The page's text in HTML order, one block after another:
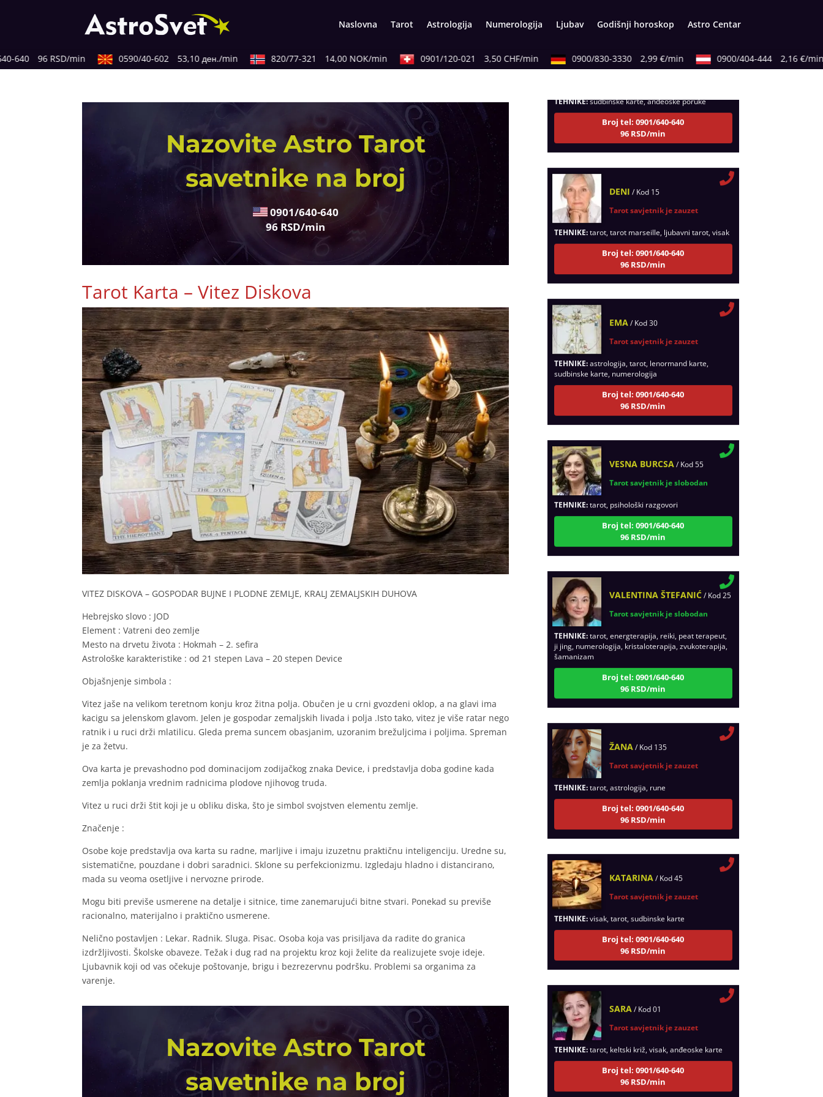
Naslovna Tarot Astrologija Numerologija Ljubav Godišnji horoskop Astro Centar
640 96 RSD/min 0590/40-602 53,10 ден./min 820/77-321 14,00 NOK/min 0901/120-021 3,50 CHF/min 0900/830-3330 2,99 €/min 0900/404-444 2,16 €/min
Nazovite Astro Tarot
savetnike na broj
0901/640-640
96 RSD/min
Tarot Karta – Vitez Diskova
VITEZ DISKOVA – GOSPODAR BUJNE I PLODNE ZEMLJE, KRALJ ZEMALJSKIH DUHOVA
Hebrejsko slovo : JOD
Element : Vatreni deo zemlje
Mesto na drvetu života : Hokmah – 2. sefira
Astrološke karakteristike : od 21 stepen Lava – 20 stepen Device
Objašnjenje simbola :
Vitez jaše na velikom teretnom konju kroz žitna polja. Obučen je u crni gvozdeni oklop, a na glavi ima
kacigu sa jelenskom glavom. Jelen je gospodar zemaljskih livada i polja .Isto tako, vitez je više ratar nego
ratnik i u ruci drži mlatilicu. Gleda prema suncem obasjanim, uzoranim brežuljcima i poljima. Spreman
je za žetvu.
Ova karta je prevashodno pod dominacijom zodijačkog znaka Device, i predstavlja doba godine kada
zemlja poklanja vrednim radnicima plodove njihovog truda.
Vitez u ruci drži štit koji je u obliku diska, što je simbol svojstven elementu zemlje.
Značenje :
Osobe koje predstavlja ova karta su radne, marljive i imaju izuzetnu praktičnu inteligenciju. Uredne su,
sistematične, pouzdane i dobri saradnici. Sklone su perfekcionizmu. Izgledaju hladno i distancirano,
mada su veoma osetljive i nervozne prirode.
Mogu biti previše usmerene na detalje i sitnice, time zanemarujući bitne stvari. Ponekad su previše
racionalno, materijalno i praktično usmerene.
Nelično postavljen : Lekar. Radnik. Sluga. Pisac. Osoba koja vas prisiljava da radite do granica
izdržljivosti. Školske obaveze. Težak i dug rad na projektu kroz koji želite da realizujete svoje ideje.
Ljubavnik koji od vas očekuje poštovanje, brigu i bezrezervnu podršku. Problemi sa organima za
varenje.
Nazovite Astro Tarot
savetnike na broj
Tarot savjetnik je zauzet
Broj tel: 0901/640-640
96 RSD/min
Tarot savjetnik je zauzet
TEHNIKE: tarot, tarot marseille, ljubavni tarot, visak
Broj tel: 0901/640-640
96 RSD/min
Tarot savjetnik je zauzet
TEHNIKE:astrologija, tarot, lenormand karte,
sudbinske karte, numerologija
Broj tel: 0901/640-640
96 RSD/min
Tarot savjetnik je slobodan
TEHNIKE:tarot, psihološki razgovori
Broj tel: 0901/640-640
96 RSD/min
/ Kod 25
Tarot savjetnik je slobodan
TEHNIKE:tarot, energterapija, reiki, peat terapeut,
ji jing, numerologija, kristaloterapija, zvukoterapija,
šamanizam
96 RSD/min
Tarot savjetnik je zauzet
TEHNIKE: tarot, astrologija, rune
Broj tel: 0901/640-640
96 RSD/min
Tarot savjetnik je zauzet
TEHNIKE:visak, tarot, sudbinske karte
Broj tel: 0901/640-640
96 RSD/min
Tarot savjetnik je zauzet
TEHNIKE: tarot, keltski križ, visak, anđeoske karte
Broj tel: 0901/640-640
96 RSD/min